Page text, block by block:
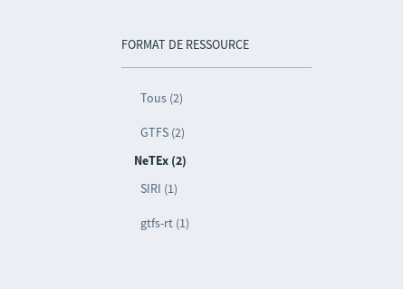
FORMAT DE RESSOURCE
Tous (2)
GTFS (2)
NeTEx (2)
SIRI (1)
gtfs-rt (1)